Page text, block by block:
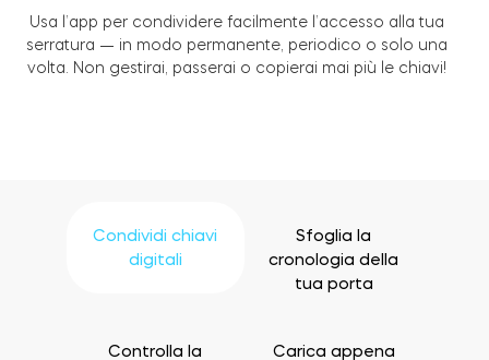
Usa l’app per condividere facilmente l’accesso alla tua
serratura — in modo permanente, periodico o solo una
volta. Non gestirai, passerai o copierai mai più le chiavi!
Condividi chiavi
digitali
Sfoglia la
cronologia della
tua porta
Controlla la
Carica appena